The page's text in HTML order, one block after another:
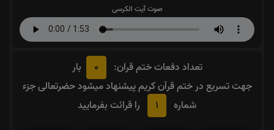
صوت آیت الکرسی
تعداد دفعات ختم قران: 0
بار
جهت تسریع در ختم قرآن کریم پیشنهاد میشود حضرتعالی جزء
شماره
1 را قرائت بفرمایید